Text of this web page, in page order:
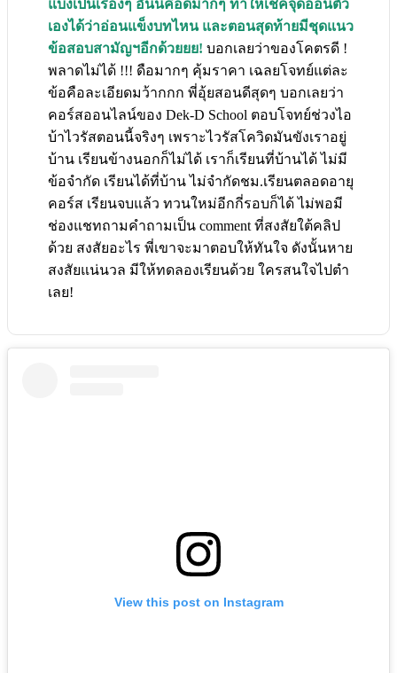
แบ่งเป็นเรื่องๆ อันนี้คือดีมากๆ ทำให้เช็คจุดอ่อนตัว
เองได้ว่าอ่อนแข็งบทไหน และตอนสุดท้ายมีชุดแนว
ข้อสอบสามัญฯอีกด้วยยย! บอกเลยว่าของโคตรดี !
พลาดไม่ได้ !!! ดือมากๆ คุ้มราคา เฉลยโจทย์แต่ละ
ข้อคือละเอียดมว้ากกก พี่อุ้ยสอนดีสุดๆ บอกเลยว่า
คอร์สออนไลน์ของ Dek-D School ตอบโจทย์ช่วงไอ
บ้าไวรัสตอนนี้จริงๆ เพราะไวรัสโควิดมันขังเราอยู่
บ้าน เรียนข้างนอกก็ไม่ได้ เราก็เรียนที่บ้านได้ ไม่มี
ข้อจำกัด เรียนได้ที่บ้าน ไม่จำกัดชม.เรียนตลอดอายุ
คอร์ส เรียนจบแล้ว ทวนใหม่อีกกี่รอบก็ได้ ไม่พอมี
ช่องแชทถามคำถามเป็น comment ที่สงสัยใต้คลิป
ด้วย สงสัยอะไร พี่เขาจะมาตอบให้ทันใจ ดังนั้นหาย
สงสัยแน่นวล มีให้ทดลองเรียนด้วย ใครสนใจไปตำ
เลย!
View this post on Instagram